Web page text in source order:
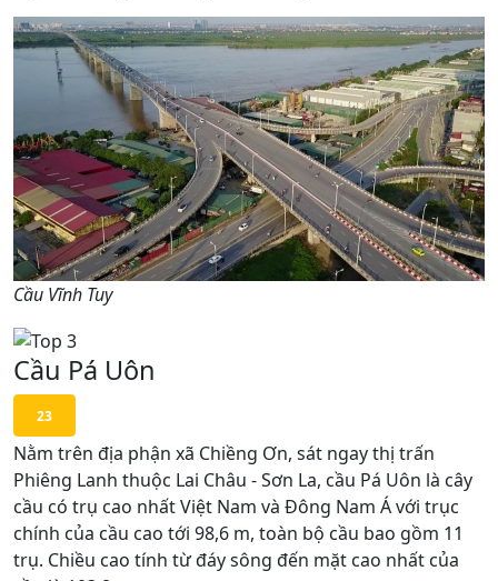
Cầu Vĩnh Tuy
Cầu Pá Uôn
23
Nằm trên địa phận xã Chiềng Ơn, sát ngay thị trấn
Phiêng Lanh thuộc Lai Châu - Sơn La, cầu Pá Uôn là cây
cầu có trụ cao nhất Việt Nam và Đông Nam Á với trục
chính của cầu cao tới 98,6 m, toàn bộ cầu bao gồm 11
trụ. Chiều cao tính từ đáy sông đến mặt cao nhất của